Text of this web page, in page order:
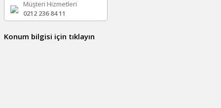
Müşteri Hizmetleri
0212 236 84 11
Konum bilgisi için tıklayın